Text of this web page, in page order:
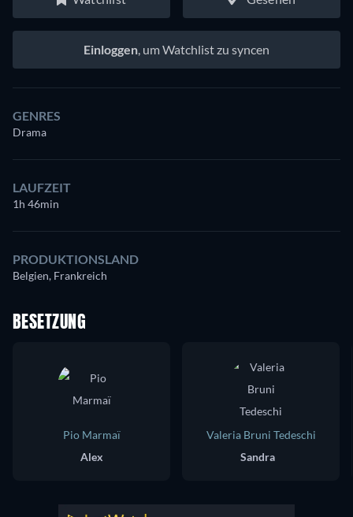
Einloggen , um Watchlist zu syncen
GENRES
Drama
LAUFZEIT
1h 46min
PRODUKTIONSLAND
Belgien, Frankreich
BESETZUNG
Pio Marmaï
Alex
Valeria Bruni Tedeschi
Sandra